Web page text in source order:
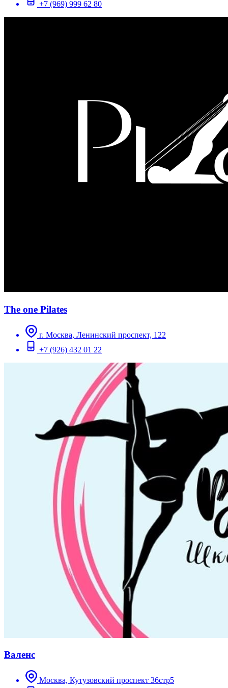
+7 (969) 999 62 80
The one Pilates
г. Москва, Ленинский проспект, 122
+7 (926) 432 01 22
Валенс
Москва, Кутузовский проспект 36стр5